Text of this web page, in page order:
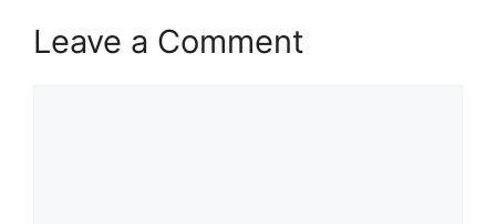
Leave a Comment